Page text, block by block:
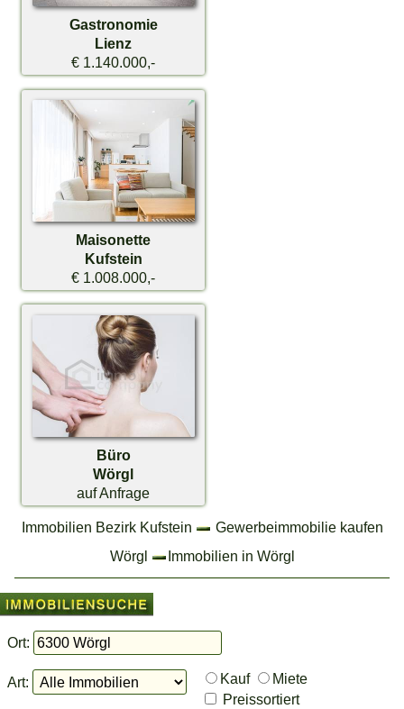
Gastronomie
Lienz
€ 1.140.000,-
Maisonette
Kufstein
€ 1.008.000,-
Büro
Wörgl
auf Anfrage
Immobilien Bezirk Kufstein
Gewerbeimmobilie kaufen
Wörgl
Immobilien in Wörgl
Ort:
Art: Kauf
Miete
Preissortiert